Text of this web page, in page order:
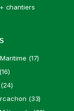
chantiers
(17)
(33)